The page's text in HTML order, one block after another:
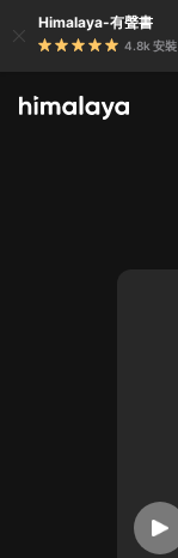
Himalaya-有聲書
4.8k 安裝